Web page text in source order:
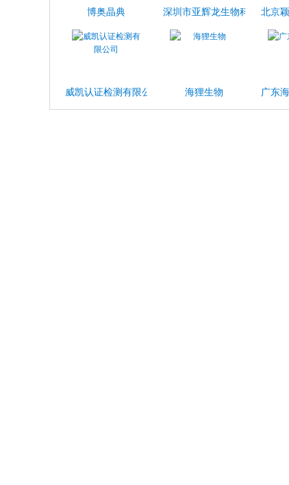
博奥晶典 深圳市亚辉龙生物科技股份
北京
威凯认证检测有限公司 海狸生物 广东